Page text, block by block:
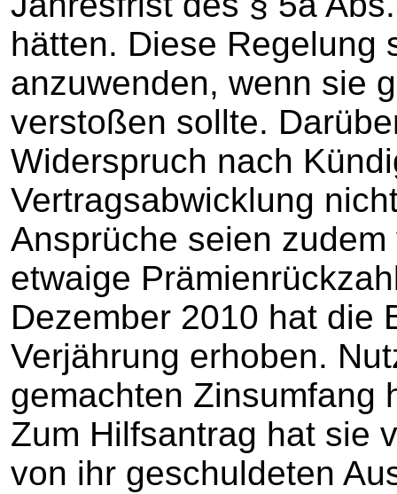
hätten. Diese Regelung
anzuwenden, wenn sie
verstoßen sollte.
Widerspruch nach
Vertragsabwicklung
Ansprüche seien
etwaige
Dezember 2010 hat die
Verjährung erhoben.
gemachten Zinsumfang
Zum Hilfsantrag hat sie
von ihr geschuldeten